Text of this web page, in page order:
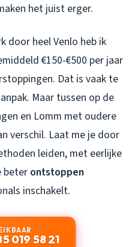
het juist erger.
door heel Venlo heb ik
€150-€500 per jaar
Dat is vaak te
Maar tussen op de
en Lomm met oudere
verschil. Laat me je door
leiden, met eerlijke
beterontstoppen
inschakelt.
019 58 21